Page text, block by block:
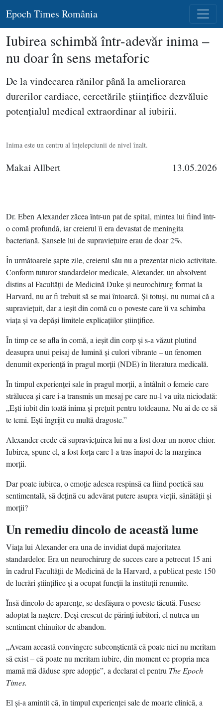
Epoch Times România
Iubirea schimbă într-adevăr inima –
nu doar în sens metaforic
De la vindecarea rănilor până la ameliorarea
durerilor cardiace, cercetările ştiinţifice dezvăluie
potenţialul medical extraordinar al iubirii.
Inima este un centru al înţelepciunii de nivel înalt.
Makai Allbert 13.05.2026
Dr. Eben Alexander zăcea într-un pat de spital, mintea lui fiind într-
o comă profundă, iar creierul îi era devastat de meningita
bacteriană. Şansele lui de supravieţuire erau de doar 2%.
În următoarele şapte zile, creierul său nu a prezentat nicio activitate.
Conform tuturor standardelor medicale, Alexander, un absolvent
distins al Facultăţii de Medicină Duke şi neurochirurg format la
Harvard, nu ar fi trebuit să se mai întoarcă. Şi totuşi, nu numai că a
supravieţuit, dar a ieşit din comă cu o poveste care îi va schimba
viaţa şi va depăşi limitele explicaţiilor ştiinţifice.
În timp ce se afla în comă, a ieşit din corp şi s-a văzut plutind
deasupra unui peisaj de lumină şi culori vibrante – un fenomen
denumit experienţă în pragul morţii (NDE) în literatura medicală.
În timpul experienţei sale în pragul morţii, a întâlnit o femeie care
strălucea şi care i-a transmis un mesaj pe care nu-l va uita niciodată:
„Eşti iubit din toată inima şi preţuit pentru totdeauna. Nu ai de ce să
te temi. Eşti îngrijit cu multă dragoste.”
Alexander crede că supravieţuirea lui nu a fost doar un noroc chior.
Iubirea, spune el, a fost forţa care l-a tras înapoi de la marginea
morţii.
Dar poate iubirea, o emoţie adesea respinsă ca fiind poetică sau
sentimentală, să deţină cu adevărat putere asupra vieţii, sănătăţii şi
morţii?
Un remediu dincolo de această lume
Viaţa lui Alexander era una de invidiat după majoritatea
standardelor. Era un neurochirurg de succes care a petrecut 15 ani
în cadrul Facultăţii de Medicină de la Harvard, a publicat peste 150
de lucrări ştiinţifice şi a ocupat funcţii la instituţii renumite.
Însă dincolo de aparenţe, se desfăşura o poveste tăcută. Fusese
adoptat la naştere. Deşi crescut de părinţi iubitori, el nutrea un
sentiment chinuitor de abandon.
„Aveam această convingere subconştientă că poate nici nu meritam
să exist – că poate nu meritam iubire, din moment ce propria mea
mamă mă dăduse spre adopţie”, a declarat el pentru The Epoch
Times.
El şi-a amintit că, în timpul experienţei sale de moarte clinică, a